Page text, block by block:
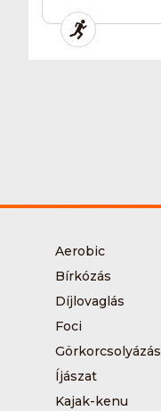
Aerobic
Bírkózás
Díjlovaglás
Foci
Görkorcsolyázás
Íjászat
Kajak-kenu